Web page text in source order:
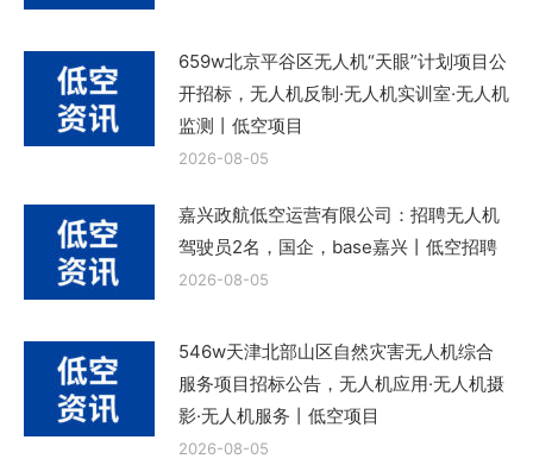
659w北京平谷区无人机“天眼”计划项目公
开招标，无人机反制·无人机实训室·无人机
监测丨低空项目
2026-08-05
嘉兴政航低空运营有限公司：招聘无人机
驾驶员2名，国企，base嘉兴丨低空招聘
2026-08-05
546w天津北部山区自然灾害无人机综合
服务项目招标公告，无人机应用·无人机摄
影·无人机服务丨低空项目
2026-08-05